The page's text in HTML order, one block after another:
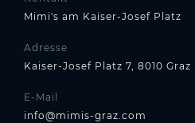
Mimi's am Kaiser-Josef Platz
Adresse
Kaiser-Josef Platz 7, 8010 Graz
E-Mail
info@mimis-graz.com